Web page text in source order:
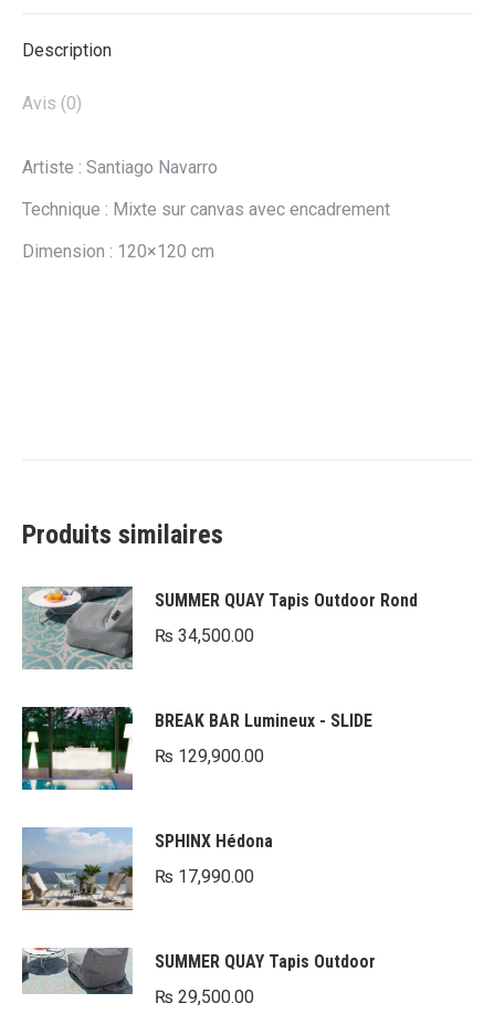
Description
Avis (0)
Artiste : Santiago Navarro
Technique : Mixte sur canvas avec encadrement
Dimension : 120×120 cm
Produits similaires
SUMMER QUAY Tapis Outdoor Rond
₨ 34,500.00
BREAK BAR Lumineux - SLIDE
₨ 129,900.00
SPHINX Hédona
₨ 17,990.00
SUMMER QUAY Tapis Outdoor
₨ 29,500.00